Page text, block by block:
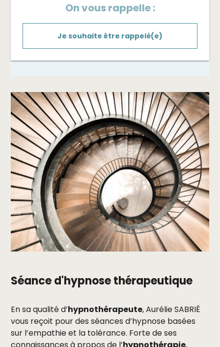
On vous rappelle :
Je souhaite être rappelé(e)
Séance d'hypnose thérapeutique
En sa qualité d’hypnothérapeute, Aurélie SABRIÉ
vous reçoit pour des séances d’hypnose basées
sur l’empathie et la tolérance. Forte de ses
connaissances à propos de l’hypnothérapie,